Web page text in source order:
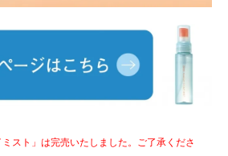
スト」は完売いたしました。ご了承くださ